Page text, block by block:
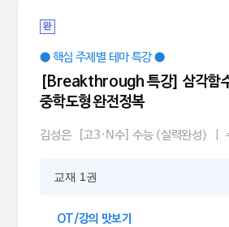
완
● 핵심 주제별 테마 특강 ●
[Breakthrough 특강] 삼각함
중학도형 완전정복
김성은 [고3·N수] 수능 (실력완성)
교재 1권
OT/강의 맛보기